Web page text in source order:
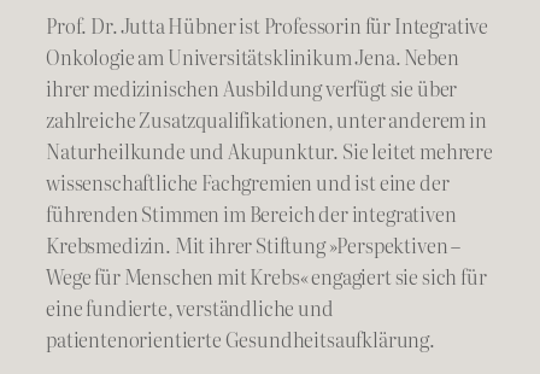
Prof. Dr. Jutta Hübner ist Professorin für Integrative
Onkologie am Universitätsklinikum Jena. Neben
ihrer medizinischen Ausbildung verfügt sie über
zahlreiche Zusatzqualifikationen, unter anderem in
Naturheilkunde und Akupunktur. Sie leitet mehrere
wissenschaftliche Fachgremien und ist eine der
führenden Stimmen im Bereich der integrativen
Krebsmedizin. Mit ihrer Stiftung »Perspektiven –
Wege für Menschen mit Krebs« engagiert sie sich für
eine fundierte, verständliche und
patientenorientierte Gesundheitsaufklärung.